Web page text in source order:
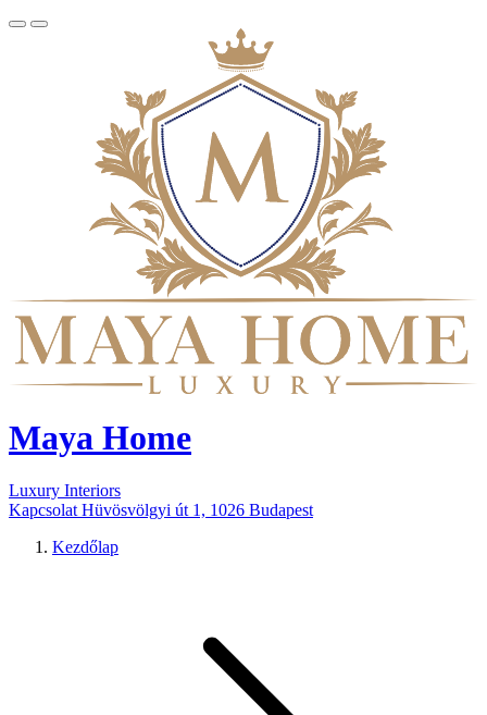
Maya Home
Luxury Interiors
Kapcsolat Hüvösvölgyi út 1, 1026 Budapest
Kezdőlap